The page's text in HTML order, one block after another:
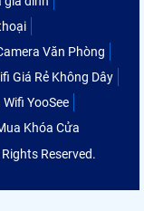
Văn Phòng
Giá Rẻ Không Dây
YooSee
Khóa Cửa
Reserved.